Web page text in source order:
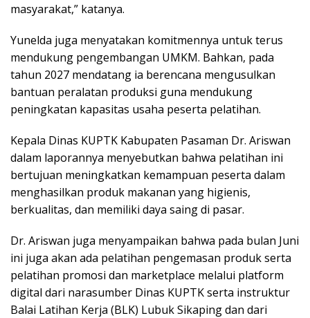
masyarakat,” katanya.
Yunelda juga menyatakan komitmennya untuk terus
mendukung pengembangan UMKM. Bahkan, pada
tahun 2027 mendatang ia berencana mengusulkan
bantuan peralatan produksi guna mendukung
peningkatan kapasitas usaha peserta pelatihan.
Kepala Dinas KUPTK Kabupaten Pasaman Dr. Ariswan
dalam laporannya menyebutkan bahwa pelatihan ini
bertujuan meningkatkan kemampuan peserta dalam
menghasilkan produk makanan yang higienis,
berkualitas, dan memiliki daya saing di pasar.
Dr. Ariswan juga menyampaikan bahwa pada bulan Juni
ini juga akan ada pelatihan pengemasan produk serta
pelatihan promosi dan marketplace melalui platform
digital dari narasumber Dinas KUPTK serta instruktur
Balai Latihan Kerja (BLK) Lubuk Sikaping dan dari